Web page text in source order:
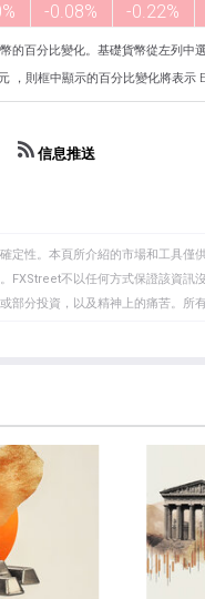
-0.08% -0.22%
的百分比變化。基礎貨幣從左列中
，則框中顯示的百分比變化將表示
信息推送
定性。本頁所介紹的市場和工具
FXStreet不以任何方式保證該資
部分投資，以及精神上的痛苦。
該資訊的準確性、完整性或適用性
的。錯誤和遺漏除外。本文作者